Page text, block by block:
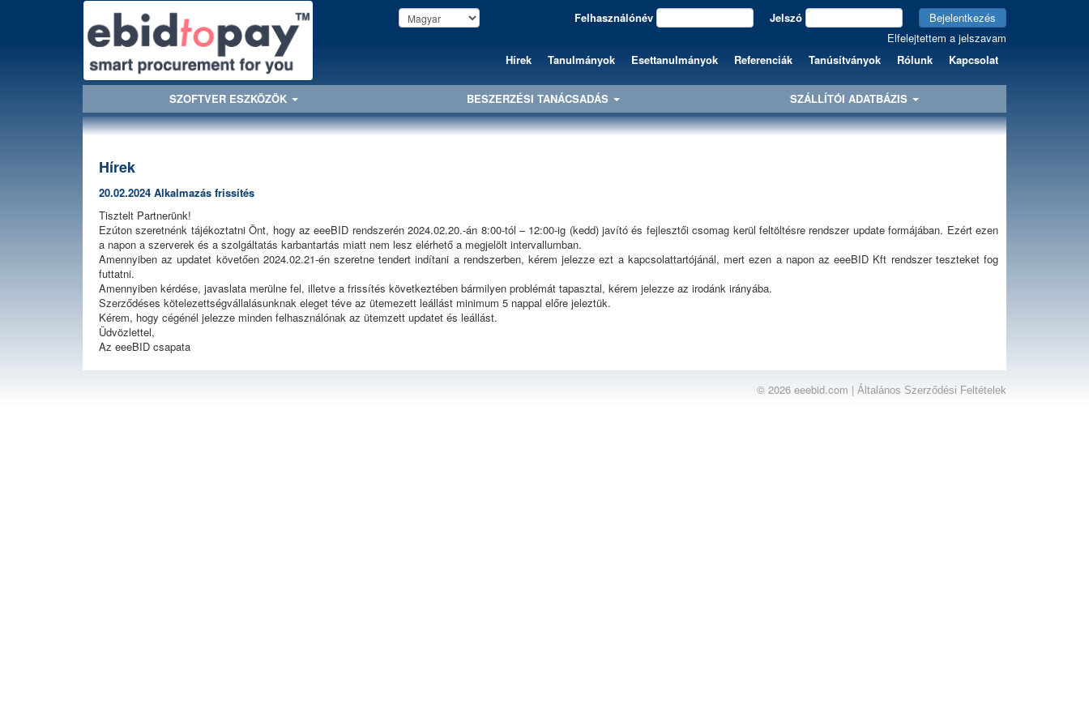
Felhasználónév Jelszó
Bejelentkezés
Elfelejtettem a jelszavam
Hírek
Tanulmányok Esettanulmányok Referenciák Tanúsítványok Rólunk Kapcsolat
SZOFTVER ESZKÖZÖK BESZERZÉSI TANÁCSADÁS SZÁLLÍTÓI ADATBÁZIS
Hírek
20.02.2024 Alkalmazás frissítés
Tisztelt Partnerünk!
Ezúton szeretnénk tájékoztatni Önt, hogy az eeeBID rendszerén 2024.02.20.-án 8:00-tól – 12:00-ig (kedd) javító és fejlesztői csomag kerül feltöltésre rendszer update formájában. Ezért ezen
a napon a szerverek és a szolgáltatás karbantartás miatt nem lesz elérhető a megjelölt intervallumban.
Amennyiben az updatet követően 2024.02.21-én szeretne tendert indítani a rendszerben, kérem jelezze ezt a kapcsolattartójánál, mert ezen a napon az eeeBID Kft rendszer teszteket fog
futtatni.
Amennyiben kérdése, javaslata merülne fel, illetve a frissítés következtében bármilyen problémát tapasztal, kérem jelezze az irodánk irányába.
Szerződéses kötelezettségvállalásunknak eleget téve az ütemezett leállást minimum 5 nappal előre jeleztük.
Kérem, hogy cégénél jelezze minden felhasználónak az ütemzett updatet és leállást.
Üdvözlettel,
Az eeeBID csapata
© 2026 eeebid.com | Általános Szerződési Feltételek